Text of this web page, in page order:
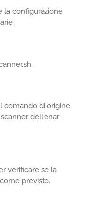
la configurazione
comando di origine
dell'enar
verificare se la
previsto.